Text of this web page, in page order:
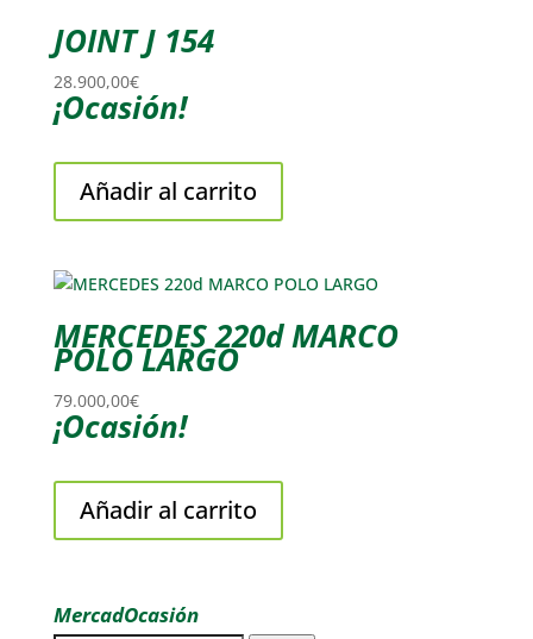
JOINT J 154
28.900,00€
¡Ocasión!
Añadir al carrito
MERCEDES 220d MARCO
POLO LARGO
79.000,00€
¡Ocasión!
Añadir al carrito
MercadOcasión